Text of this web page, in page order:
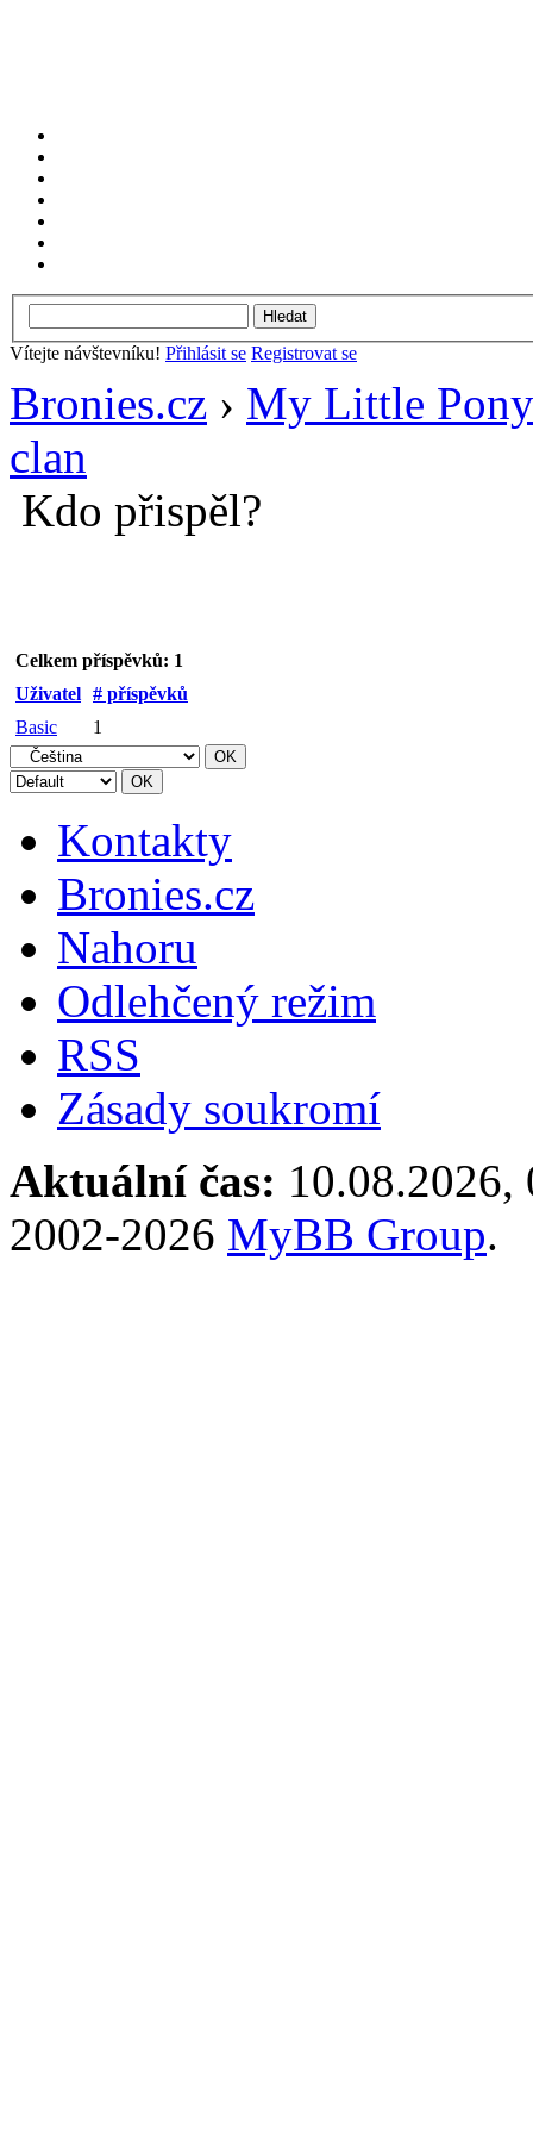
Vítejte návštevníku! Přihlásit se Registrovat se
Bronies.cz › My Little Pony
clan
Kdo přispěl?
Celkem příspěvků: 1
Uživatel # příspěvků
Basic
1
Kontakty
Bronies.cz
Nahoru
Odlehčený režim
RSS
Zásady soukromí
Aktuální čas: 10.08.2026,
2002-2026 MyBB Group.